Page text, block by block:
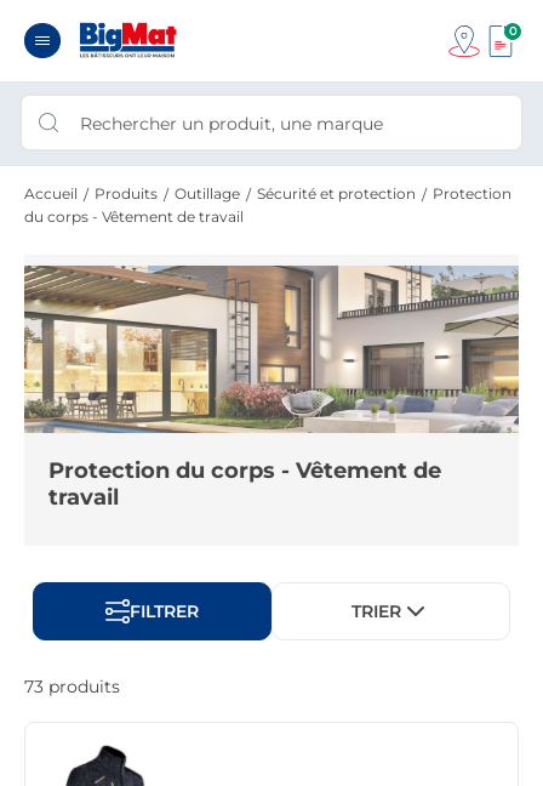
0
Accueil Produits Outillage Sécurité et protection
Protection
du corps - Vêtement de travail
Protection du corps - Vêtement de
travail
FILTRER TRIER
73 produits